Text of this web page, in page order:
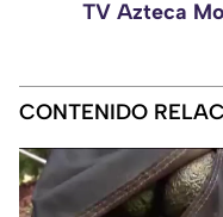
TV Azteca
CONTENIDO